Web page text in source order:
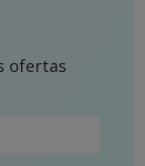
ofertas